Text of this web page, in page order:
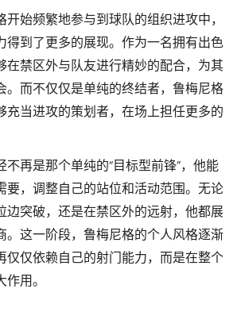
始频繁地参与到球队的组织进攻中，
得到了更多的展现。作为一名拥有出色
在禁区外与队友进行精妙的配合，为其
。而不仅仅是单纯的终结者，鲁梅尼格
充当进攻的策划者，在场上担任更多的
再是那个单纯的“目标型前锋”，他能
要，调整自己的站位和活动范围。无论
边突破，还是在禁区外的远射，他都展
。这一阶段，鲁梅尼格的个人风格逐渐
仅仅依赖自己的射门能力，而是在整个
用。